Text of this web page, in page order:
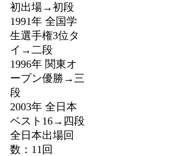
初出場→初段
1991年 全国学
生選手権3位タ
イ→二段
1996年 関東オ
ープン優勝→三
段
2003年 全日本
ベスト16→四段
全日本出場回
数：11回